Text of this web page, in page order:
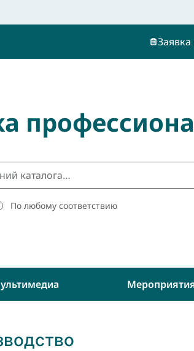
Заявка
По любому соответствию